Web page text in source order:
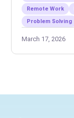
Remote Work
Problem Solving
March 17, 2026